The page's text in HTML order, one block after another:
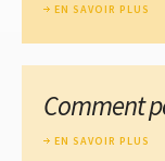
EN SAVOIR PLUS
Comment
EN SAVOIR PLUS